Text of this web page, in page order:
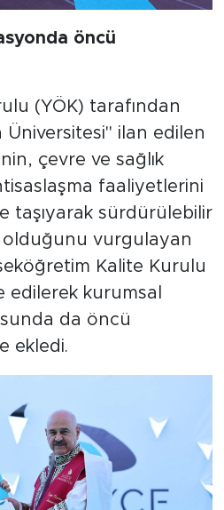
öncü
(YÖK) tarafından
Üniversitesi" ilan edilen
çevre ve sağlık
faaliyetlerini
taşıyarak sürdürülebilir
olduğunu vurgulayan
Kalite Kurulu
edilerek kurumsal
da öncü
ekledi.